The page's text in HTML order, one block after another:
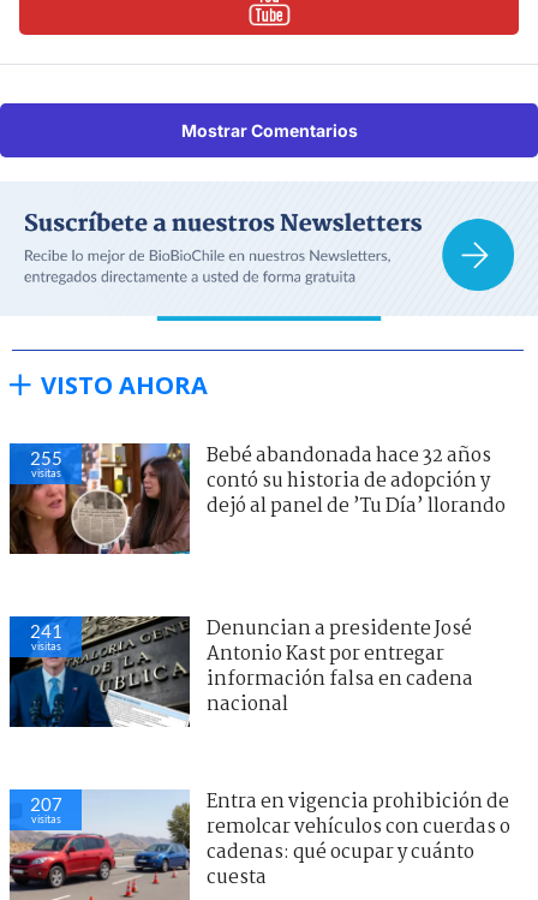
Mostrar Comentarios
VISTO AHORA
255
visitas
Bebé abandonada hace 32 años
contó su historia de adopción y
dejó al panel de ’Tu Día’ llorando
241
visitas
Denuncian a presidente José
Antonio Kast por entregar
información falsa en cadena
nacional
207
visitas
Entra en vigencia prohibición de
remolcar vehículos con cuerdas o
cadenas: qué ocupar y cuánto
cuesta